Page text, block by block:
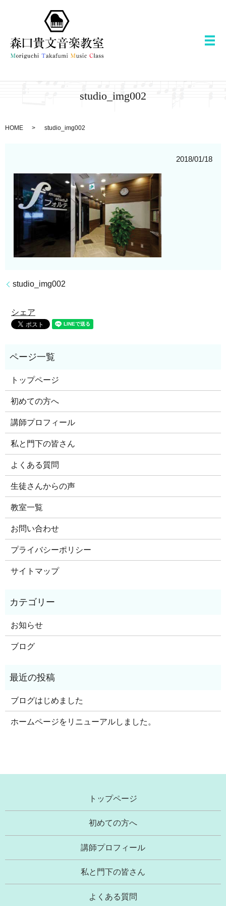
メ
studio_img002
HOME studio_img002
2018/01/18
studio_img002
シェア
トップページ
初めての方へ
講師プロフィール
私と門下の皆さん
よくある質問
生徒さんからの声
教室一覧
お問い合わせ
プライバシーポリシー
サイトマップ
お知らせ
ブログ
ブログはじめました
ホームページをリニューアルしました。
トップページ
初めての方へ
講師プロフィール
私と門下の皆さん
よくある質問